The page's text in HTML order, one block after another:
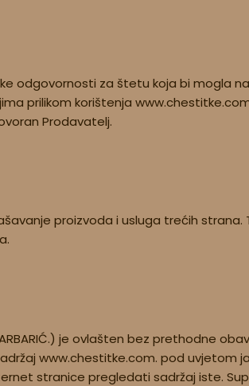
svake odgovornosti za štetu koja bi
prilikom korištenja
Prodavatelj.
proizvoda i usluga trećih
BARBARIĆ.) je ovlašten bez prethodne
www.chestitke.com. pod uvjetom
stranice pregledati sadržaj iste.